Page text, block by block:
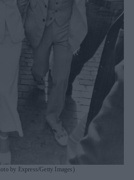
by Express/Getty Images)